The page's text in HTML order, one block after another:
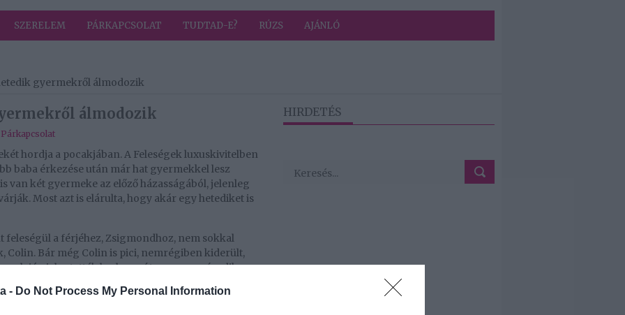
- Do Not Process My Personal Information
SZERELEM PÁRKAPCSOLAT TUDTAD-E? RÚZS AJÁNLÓ
gyermekről álmodozik
álmodozik
Párkapcsolat
hordja a pocakjában. A Feleségek luxuskivitelben
baba érkezése után már hat gyermekkel lesz
van két gyermeke az előző házasságából, jelenleg
Most azt is elárulta, hogy akár egy hetediket is
feleségül a férjéhez, Zsigmondhoz, nem sokkal
Colin. Bár még Colin is pici, nemrégiben kiderült,
elején jelentették be, hogy úton van a második
a családban már hat gyermek lesz, aminek Vivi
HIRDETÉS